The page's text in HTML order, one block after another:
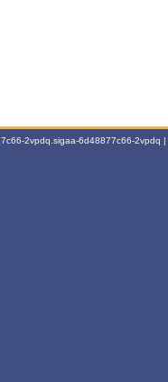
2vpdq.sigaa-6d48877c66-2vpdq |